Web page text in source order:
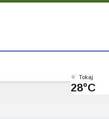
Tokaj
28°C